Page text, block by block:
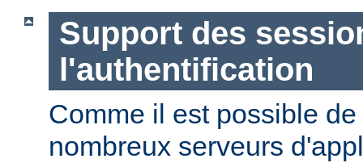
Support des
l'authentification
Comme il est possible
nombreux serveurs